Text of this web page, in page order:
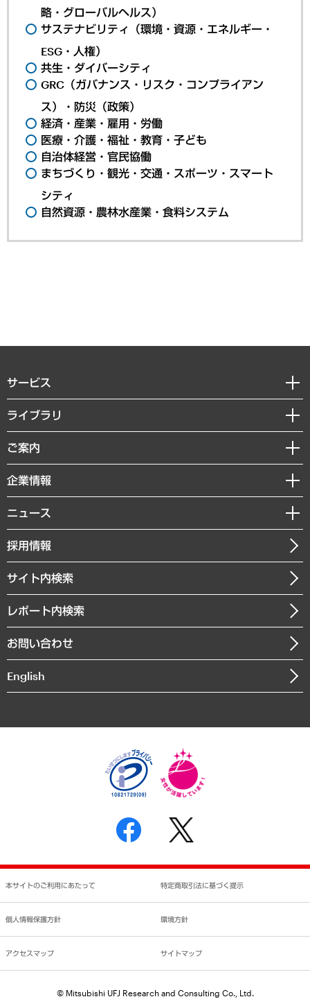
略・グローバルヘルス）
サステナビリティ（環境・資源・エネルギー・
ESG・人権）
共生・ダイバーシティ
GRC（ガバナンス・リスク・コンプライアン
ス）・防災（政策）
経済・産業・雇用・労働
医療・介護・福祉・教育・子ども
自治体経営・官民協働
まちづくり・観光・交通・スポーツ・スマート
シティ
自然資源・農林水産業・食料システム
サービス
経営戦略
組織・人事戦略
デジタルイノベーション
共生・ダイバーシティ
GRC（ガバナンス・リスク・コンプライアンス）・防災（政策）
経済・産業・雇用・労働
まちづくり・観光・交通・スポーツ・スマートシティ
自然資源・農林水産業・食料システム
ライブラリ
経済調査
レポート
コラム
経営用語集
受託・受注実績（官公庁関連）
メディア掲載・出演
ご案内
セミナー・イベント情報
MUFGビジネスセミナー
受託案件情報
企業情報
私たちの想い
社長メッセージ
会社概要
沿革
組織図・本部部室紹介
インドネシア現地法人
個人情報保護方針
反社会的勢力に対する基本方針
書面による個人情報の開示等の請求の手続きについて
ニュース
ニュースリリース
お知らせ
採用情報
サイト内検索
レポート内検索
お問い合わせ
English
本サイトのご利用にあたって 特定商取引法に基づく提示
個人情報保護方針 環境方針
アクセスマップ サイトマップ
© Mitsubishi UFJ Research and Consulting Co., Ltd.